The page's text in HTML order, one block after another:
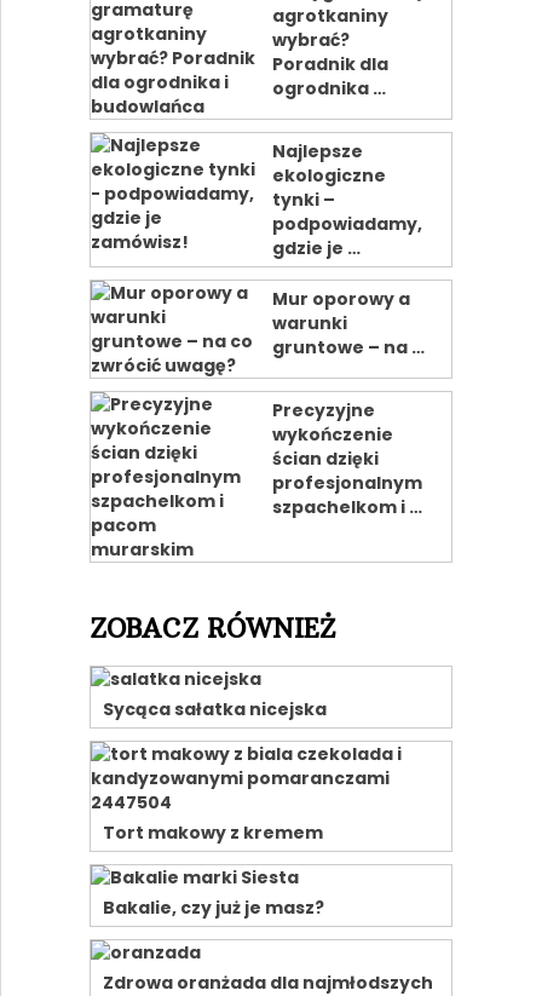
agrotkaniny
wybrać?
Poradnik dla
ogrodnika …
Najlepsze
ekologiczne
tynki –
podpowiadamy,
gdzie je …
Mur oporowy a
warunki
gruntowe – na …
Precyzyjne
wykończenie
ścian dzięki
profesjonalnym
szpachelkom i …
ZOBACZ RÓWNIEŻ
Sycąca sałatka nicejska
Tort makowy z kremem
Bakalie, czy już je masz?
Zdrowa oranżada dla najmłodszych